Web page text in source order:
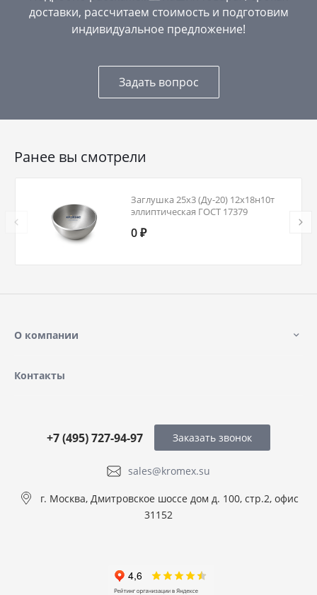
доставки, рассчитаем стоимость и подготовим
индивидуальное предложение!
Задать вопрос
Ранее вы смотрели
Заглушка 25х3 (Ду-20) 12х18н10т
эллиптическая ГОСТ 17379
0 ₽
О компании
Контакты
sales@kromex.su
+7 (495) 727-94-97
г. Москва, Дмитровское шоссе дом д. 100, стр.2, офис
31152
Заказать звонок